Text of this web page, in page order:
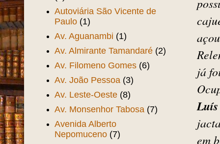
Associação dos Chauffeurs
do Ceará (2)
Ator Cearense
(1)
Aurineide Camurupim
(2)
Autódromo Virgílio Távora
(1)
Autoviária São Vicente de
Paulo (1)
Av. Aguanambi (1)
Av. Almirante Tamandaré
Av. Filomeno Gomes